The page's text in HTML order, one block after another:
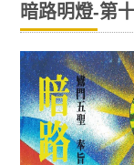
暗路明燈-第